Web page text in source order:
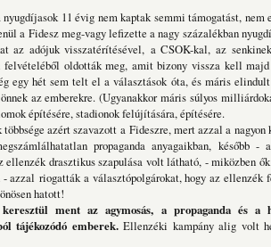
11 évig nem kaptak semmi támogatást,
a Fidesz meg-vagy lefizette a nagy százalékban
az adójuk visszatérítésével, a CSOK-kal, az
felvételéből oldották meg, amit bizony vissza kell
egy hét sem telt el a választások óta, és máris
az emberekre. (Ugyanakkor máris súlyos
építésére, stadionok felújítására, építésére.
azért szavazott a Fideszre, mert azzal a
propaganda anyagaikban, később
ellenzék drasztikus szapulása volt látható, - miközben
- azzal riogatták a választópolgárokat, hogy az ellenzék
hatott!
ment az agymosás, a propaganda és a
tájékozódó emberek.Ellenzéki kampány alig volt